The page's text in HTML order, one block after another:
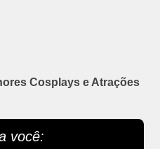
Cosplays e Atrações
você: